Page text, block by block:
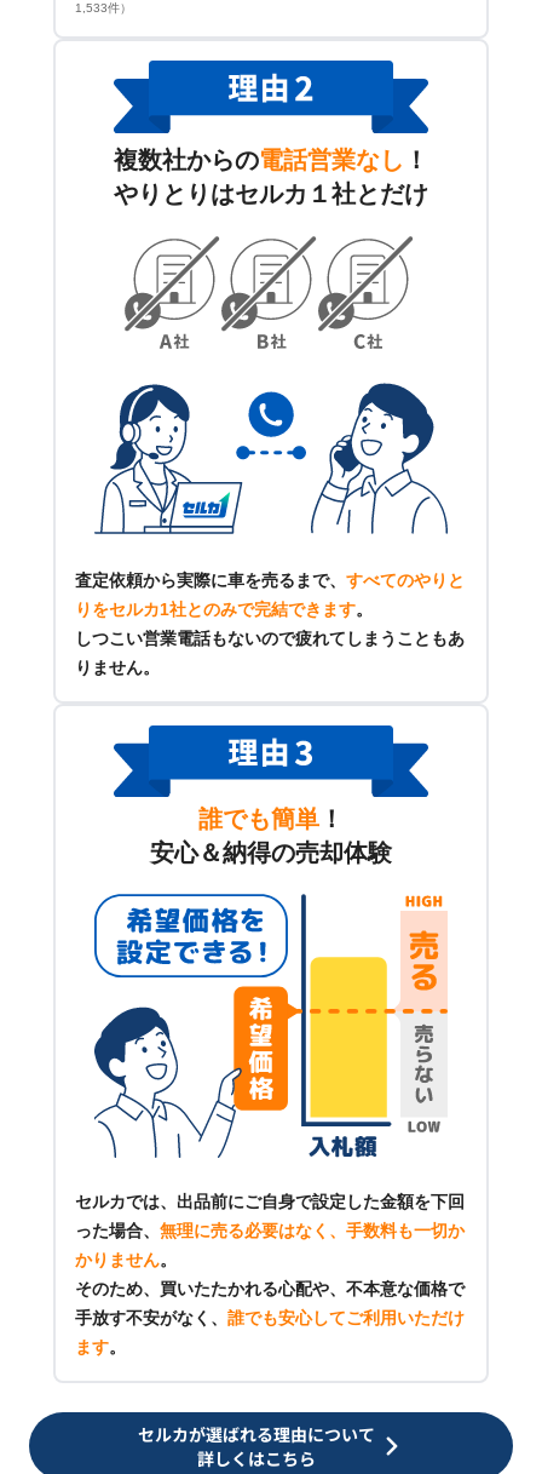
1,533件）
複数社からの電話営業なし ！
やりとりはセルカ１社とだけ
査定依頼から実際に車を売るまで、 すべてのやりと
りをセルカ1社とのみで完結できます。
しつこい営業電話もないので疲れてしまうこともあ
りません。
誰でも簡単 ！
安心＆納得の売却体験
セルカでは、出品前にご自身で設定した金額を下回
った場合、 無理に売る必要はなく、手数料も一切か
かりません。
そのため、買いたたかれる心配や、不本意な価格で
手放す不安がなく、 誰でも安心してご利用いただけ
ます。
セルカが選ばれる理由について
詳しくはこちら